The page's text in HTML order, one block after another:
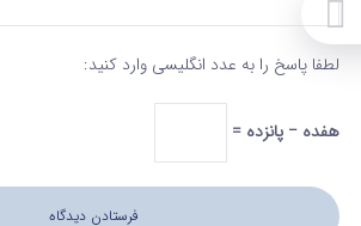
لطفا پاسخ را به عدد انگلیسی وارد کنید:
هفده − پانزده =